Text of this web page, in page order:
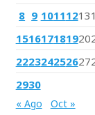
8 9 10111213
151617181920
222324252627
2930
« Ago Oct »